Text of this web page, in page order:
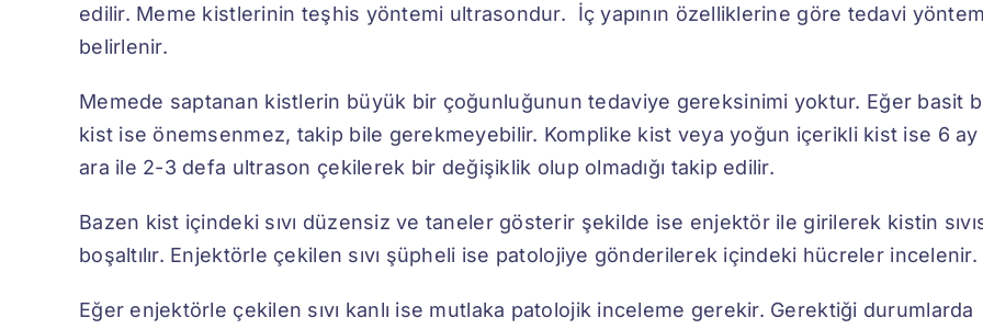
edilir. Meme kistlerinin teşhis yöntemi ultrasondur. İç yapının özelliklerine göre tedavi
belirlenir.
Memede saptanan kistlerin büyük bir çoğunluğunun tedaviye gereksinimi yoktur. Eğer basit
kist ise önemsenmez, takip bile gerekmeyebilir. Komplike kist veya yoğun içerikli kist ise 6 ay
ara ile 2-3 defa ultrason çekilerek bir değişiklik olup olmadığı takip edilir.
Bazen kist içindeki sıvı düzensiz ve taneler gösterir şekilde ise enjektör ile girilerek kistin
boşaltılır. Enjektörle çekilen sıvı şüpheli ise patolojiye gönderilerek içindeki hücreler incelenir.
Eğer enjektörle çekilen sıvı kanlı ise mutlaka patolojik inceleme gerekir. Gerektiği durumlarda